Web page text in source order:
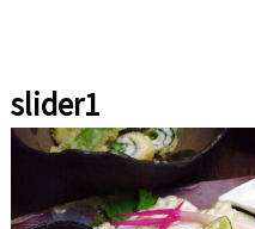
slider1